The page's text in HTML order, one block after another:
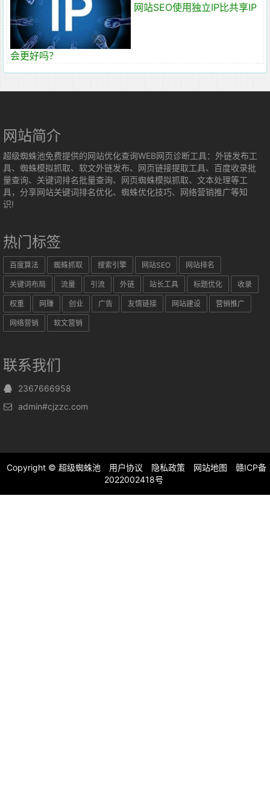
网站SEO使用独立IP比共享IP
会更好吗？
网站简介
超级蜘蛛池免费提供的网站优化查询WEB网页诊断工具：外链发布工
具、蜘蛛模拟抓取、软文外链发布、网页链接提取工具、百度收录批
量查询、关键词排名批量查询、网页蜘蛛模拟抓取、文本处理等工
具，分享网站关键词排名优化、蜘蛛优化技巧、网络营销推广等知
识!
热门标签
百度算法 蜘蛛抓取 搜索引擎 网站SEO 网站排名
关键词布局 流量 引流 外链 站长工具 标题优化 收录
权重 网赚 创业 广告 友情链接 网站建设 营销推广
网络营销 软文营销
联系我们
2367666958
admin#cjzzc.com
Copyright © 超级蜘蛛池 用户协议 隐私政策 网站地图
赣ICP备
2022002418号